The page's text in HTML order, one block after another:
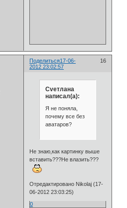
Поделиться 16
17-06-
2012 23:02:57
Cveтлана
написал(а):
Я не поняла,
почему все без
аватаров?
Не знаю,как картинку выше
вставить???Не влазить???
Отредактировано Nikolaj (17-
06-2012 23:03:25)
0